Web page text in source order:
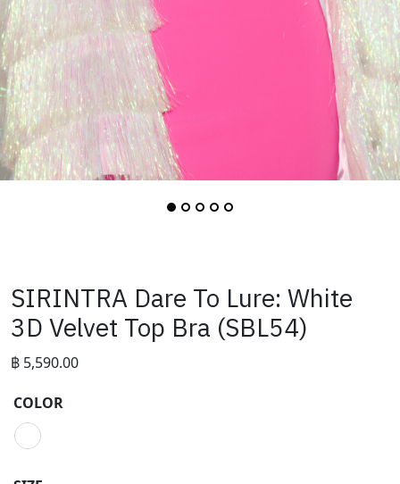
SIRINTRA Dare To Lure: White
3D Velvet Top Bra (SBL54)
฿ 5,590.00
COLOR